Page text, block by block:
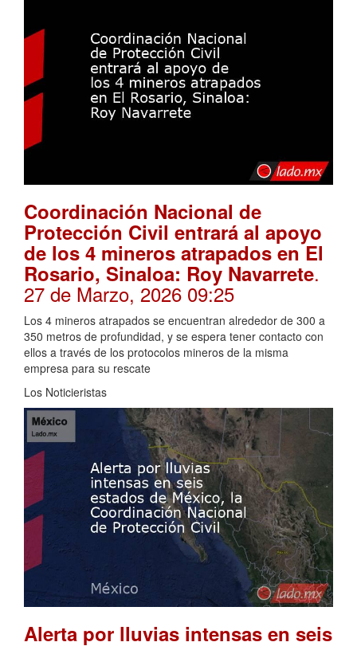
Coordinación Nacional de
Protección Civil entrará al apoyo
de los 4 mineros atrapados en El
Rosario, Sinaloa: Roy Navarrete.
27 de Marzo, 2026 09:25
Los 4 mineros atrapados se encuentran alrededor de 300 a
350 metros de profundidad, y se espera tener contacto con
ellos a través de los protocolos mineros de la misma
empresa para su rescate
Los Noticieristas
Alerta por lluvias intensas en seis